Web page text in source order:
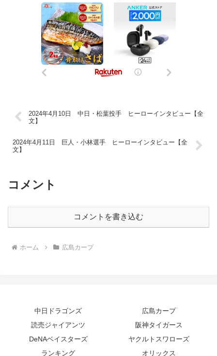
2024年4月10日 中日・松葉投手 ヒーローインタビュー【全
文】
2024年4月11日 巨人・小林選手 ヒーローインタビュー【全
文】
コメント
コメントを書き込む
ホーム 広島カープ
中日ドラゴンズ
広島カープ
読売ジャイアンツ
阪神タイガース
DeNAベイスターズ
ヤクルトスワローズ
ランキング
オリックス